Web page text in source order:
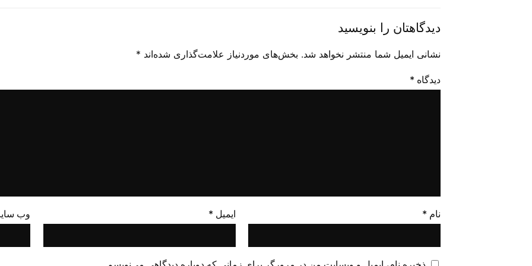
دیدگاهتان را بنویسید
نشانی ایمیل شما منتشر نخواهد شد. بخش‌های موردنیاز علامت‌گذاری شده‌اند *
دیدگاه *
نام * ایمیل * وب‌